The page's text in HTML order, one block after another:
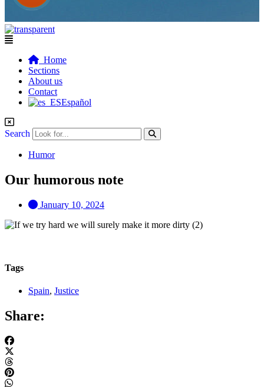
Flyout
Home
Sections
About us
Contact
Español
Search
Humor
Our humorous note
January 10, 2024
Tags
Spain, Justice
Share: